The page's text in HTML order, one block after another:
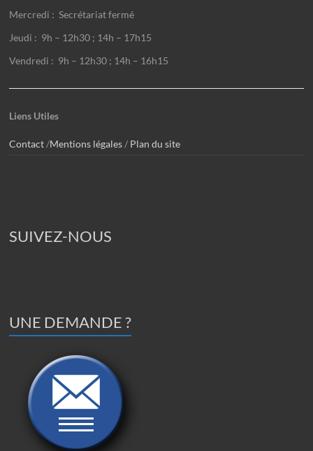
Mercredi : Secrétariat fermé
Jeudi : 9h – 12h30 ; 14h – 17h15
Vendredi : 9h – 12h30 ; 14h – 16h15
Liens Utiles
Contact/Mentions légales/ Plan du site
SUIVEZ-NOUS
UNE DEMANDE ?